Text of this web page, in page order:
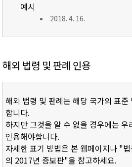
예시
2018. 4. 16.
해외 법령 및 판례 인용
해외 법령 및 판례는 해당 국가의 표
합니다.
하지만 그것을 알 수 없을 경우에는
인용해야합니다.
자세한 표기 방법은 본 웹페이지나 "
의 2017년 증보판"을 참고하세요.